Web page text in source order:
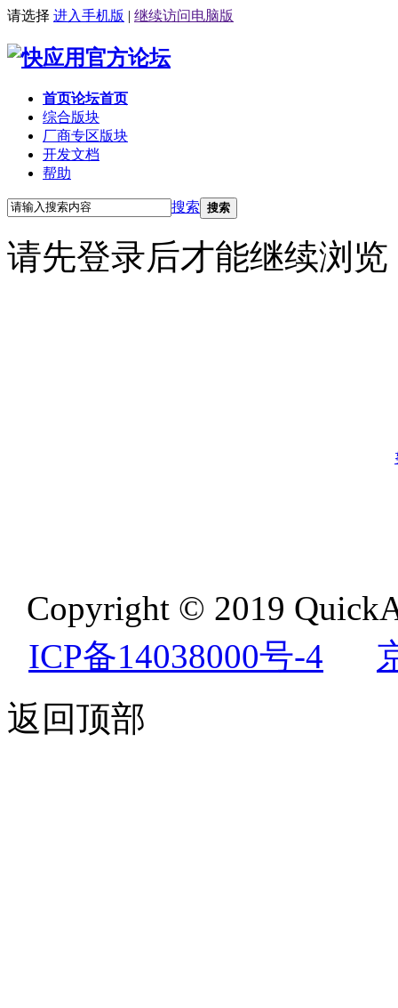
请选择 进入手机版 | 继续访问电脑版
首页论坛首页
综合版块
厂商专区版块
开发文档
帮助
搜索 搜索
请先登录后才能继续浏览
Copyright © 2019
ICP备14038000号-4
返回顶部